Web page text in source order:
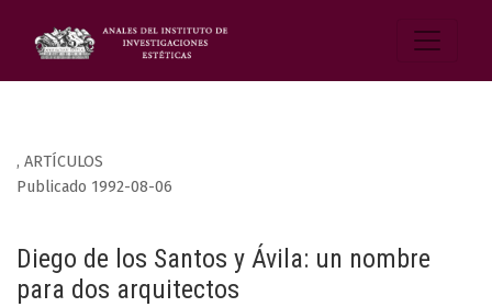
, ARTÍCULOS
Diego de los Santos y Ávila: un nombre
para dos arquitectos
Publicado 1992-08-06